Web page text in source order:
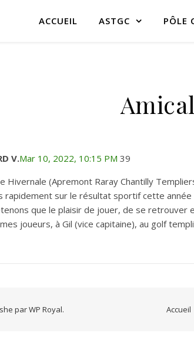
ACCUEIL ASTGC PÔLE
V.Mar 10, 2022, 10:15 PM 39
Hivernale (Apremont Raray Chantilly
rapidement sur le résultat sportif cette année
que le plaisir de jouer, de se retrouver
joueurs, à Gil (vice capitaine), au golf
Accueil
parWP Royal.